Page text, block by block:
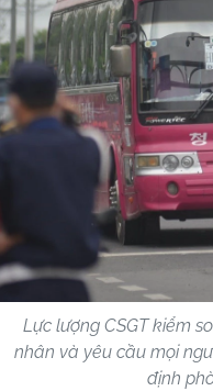
Lực lượng CSGT kiểm
nhân và yêu cầu mọi
định